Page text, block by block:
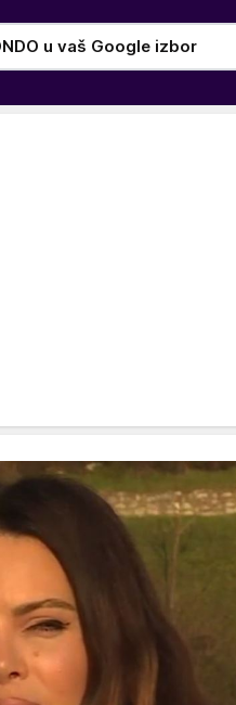
u vaš Google izbor